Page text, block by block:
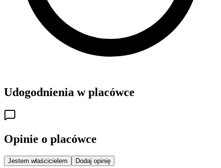
Udogodnienia w placówce
Opinie o placówce
Jestem właścicielem Dodaj opinię